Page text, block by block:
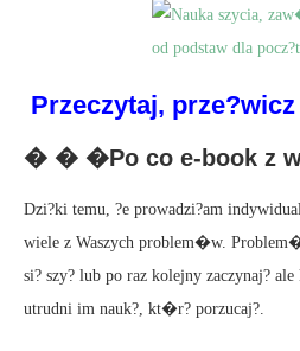
Przeczytaj,
� � �Po co e-book z
Dzi?ki temu, ?e prowadzi?am
wiele z Waszych problem�w.
si? szy? lub po raz kolejny zaczynaj?
utrudni im nauk?, kt�r? porzucaj?.